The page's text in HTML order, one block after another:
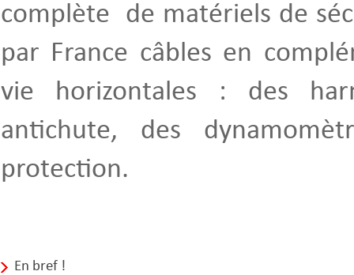
complète de matériels de
par France câbles en
vie horizontales : des
antichute, des
protection.
En bref !